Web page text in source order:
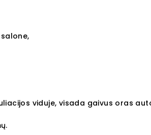
viduje, visada gaivus oras